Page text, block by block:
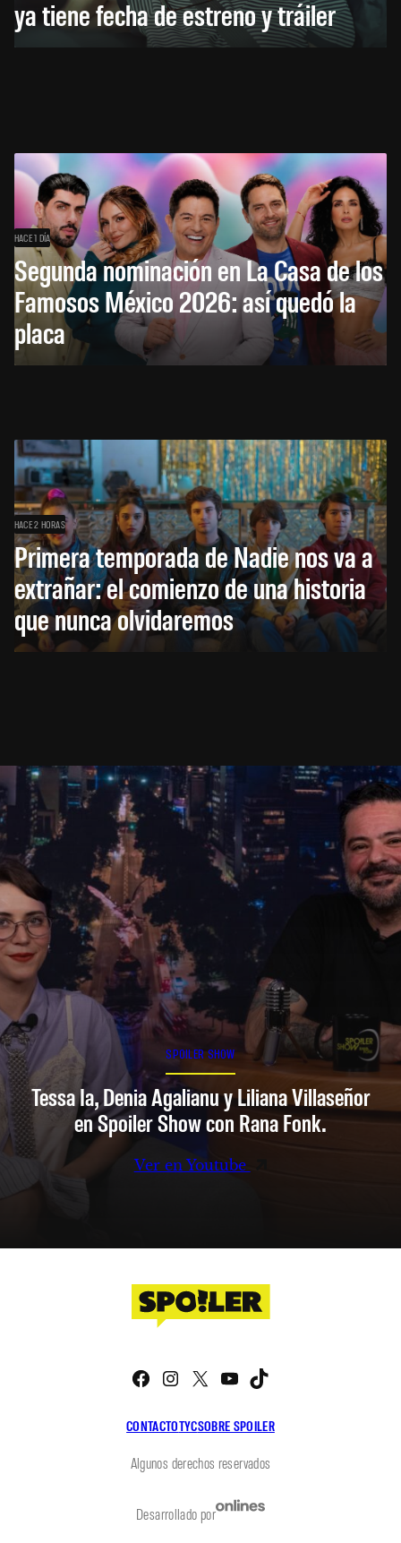
ya tiene fecha de estreno y tráiler
HACE 1 DÍA
Segunda nominación en La Casa de los
Famosos México 2026: así quedó la
placa
HACE 2 HORAS
Primera temporada de Nadie nos va a
extrañar: el comienzo de una historia
que nunca olvidaremos
SPOILER SHOW
Tessa Ia, Denia Agalianu y Liliana Villaseñor
en Spoiler Show con Rana Fonk.
Ver en Youtube
CONTACTOTYCSOBRE SPOILER
Facebook
Instagram
X YouTube
Algunos derechos reservados
Desarrollado por